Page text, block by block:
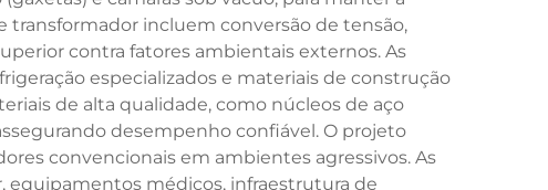
transformador incluem conversão de tensão,
contra fatores ambientais externos. As
especializados e materiais de construção
de alta qualidade, como núcleos de aço
desempenho confiável. O projeto
convencionais em ambientes agressivos. As
equipamentos médicos, infraestrutura de